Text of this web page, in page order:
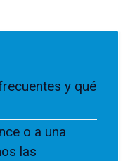
y qué
o a una
las